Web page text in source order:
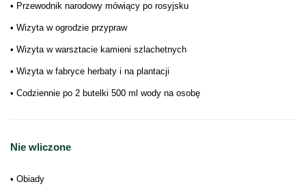
• Przewodnik narodowy mówiący po rosyjsku
• Wizyta w ogrodzie przypraw
• Wizyta w warsztacie kamieni szlachetnych
• Wizyta w fabryce herbaty i na plantacji
• Codziennie po 2 butelki 500 ml wody na osobę
Nie wliczone
• Obiady